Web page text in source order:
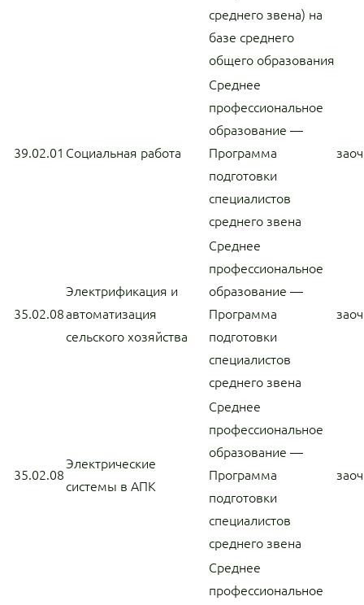
среднего звена) на
базе среднего
общего образования
39.02.01 Социальная работа
Среднее
профессиональное
образование —
Программа
подготовки
специалистов
среднего звена
35.02.08
Электрификация и
автоматизация
сельского хозяйства
Среднее
профессиональное
образование —
Программа
подготовки
специалистов
среднего звена
35.02.08
Электрические
системы в АПК
Среднее
профессиональное
образование —
Программа
подготовки
специалистов
среднего звена
Среднее
профессиональное